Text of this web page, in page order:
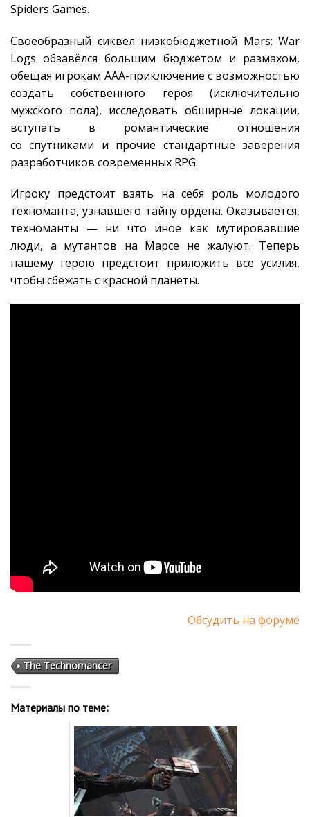
Spiders Games.
Своеобразный сиквел низкобюджетной Mars: War
Logs обзавёлся большим бюджетом и размахом,
обещая игрокам AAA-приключение с возможностью
создать собственного героя (исключительно
мужского пола), исследовать обширные локации,
вступать в романтические отношения
со спутниками и прочие стандартные заверения
разработчиков современных RPG.
Игроку предстоит взять на себя роль молодого
техноманта, узнавшего тайну ордена. Оказывается,
техноманты — ни что иное как мутировавшие
люди, а мутантов на Марсе не жалуют. Теперь
нашему герою предстоит приложить все усилия,
чтобы сбежать с красной планеты.
Обсудить на форуме
The Technomancer
Материалы по теме: